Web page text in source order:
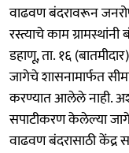
वाढवण बंदरावरून
रस्त्याचे काम
डहाणू, ता. १६
जागेचे शासनामार्फत
करण्यात आलेले नाही.
सपाटीकरण केलेल्या
वाढवण बंदरासाठी केंद्र